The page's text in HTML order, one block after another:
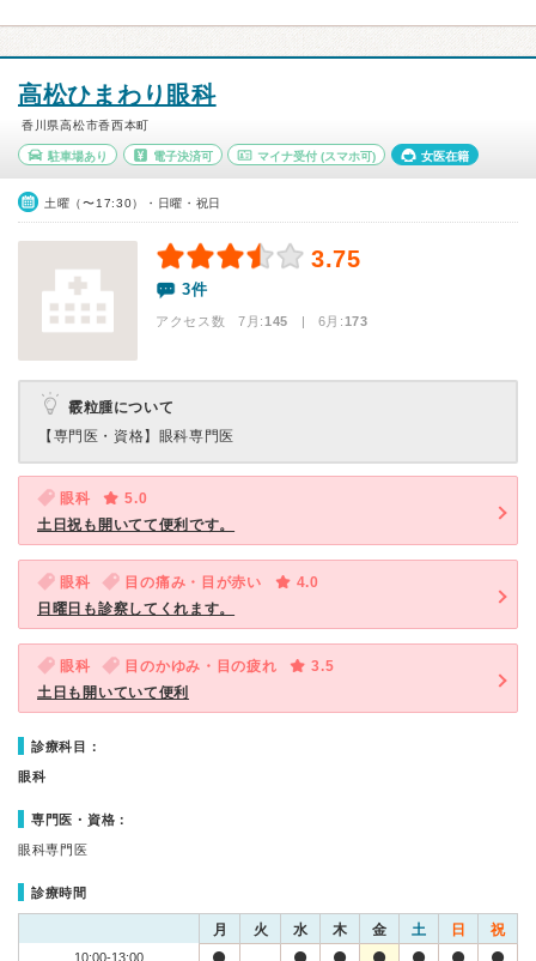
高松ひまわり眼科
香川県高松市香西本町
駐車場あり 電子決済可 マイナ受付 (スマホ可) 女医在籍
土曜（〜17:30）・日曜・祝日
3.75
3件
アクセス数 7月:145 | 6月:173
霰粒腫について
【専門医・資格】 眼科専門医
眼科
5.0
土日祝も開いてて便利です。
眼科 目の痛み・目が赤い
4.0
日曜日も診察してくれます。
眼科 目のかゆみ・目の疲れ
3.5
土日も開いていて便利
診療科目：
眼科
専門医・資格：
眼科専門医
診療時間
月 火 水 木 金 土 日 祝
10:00-13:00